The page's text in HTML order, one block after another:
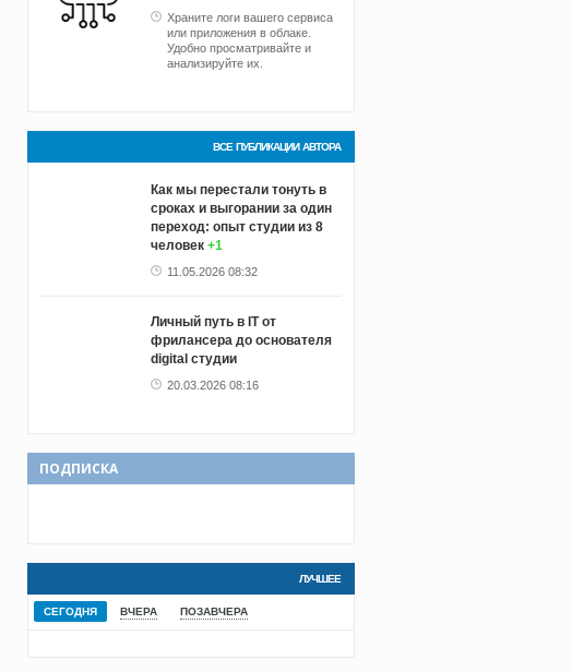
Храните логи вашего сервиса
или приложения в облаке.
Удобно просматривайте и
анализируйте их.
ВСЕ ПУБЛИКАЦИИ АВТОРА
Как мы перестали тонуть в
сроках и выгорании за один
переход: опыт студии из 8
человек +1
11.05.2026 08:32
Личный путь в IT от
фрилансера до основателя
digital студии
20.03.2026 08:16
ПОДПИСКА
ЛУЧШЕЕ
СЕГОДНЯ ВЧЕРА ПОЗАВЧЕРА